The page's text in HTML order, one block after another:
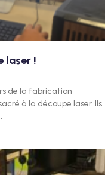
laser !
de la fabrication
à la découpe laser. Ils